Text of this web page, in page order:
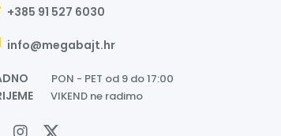
+385 91 527 6030
info@megabajt.hr
PON - PET od 9 do 17:00
VIKEND ne radimo